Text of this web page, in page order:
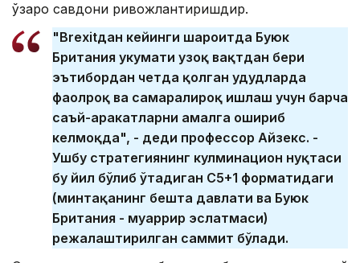
ўзаро савдони ривожлантиришдир.
"Brexitдан кейинги шароитда Буюк
Британия ҳукумати узоқ вақтдан бери
эътибордан четда қолган ҳудудларда
фаолроқ ва самаралироқ ишлаш учун барча
саъй-ҳаракатларни амалга ошириб
келмоқда", - деди профессор Айзекс. -
Ушбу стратегиянинг кулминацион нуқтаси
бу йил бўлиб ўтадиган C5+1 форматидаги
(минтақанинг бешта давлати ва Буюк
Британия - муҳаррир эслатмаси)
режалаштирилган саммит бўлади.